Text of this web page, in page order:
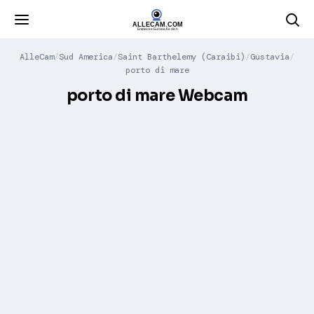
AlleCam Sud America Saint Barthelemy (Caraibi)
Gustavia
porto di mare
porto di mare Webcam